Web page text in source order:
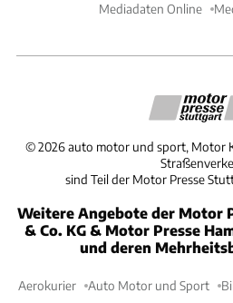
Mediadaten Online
©2026 auto motor und sport, Motor
sind Teil der Motor Presse
Weitere Angebote der Motor
& Co. KG & Motor Presse
und deren
Aerokurier Auto Motor und Sport